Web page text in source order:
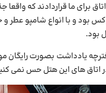
برای ما قراردادند که
بود و با انواع شامپو عطر
بود.
یادداشت بصورت
اتاق های این هتل حس نمی